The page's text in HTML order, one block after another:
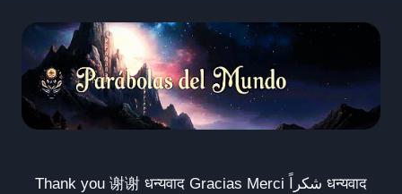
Thank you 谢谢 धन्यवाद Gracias Merci شكراً धन्यवाद